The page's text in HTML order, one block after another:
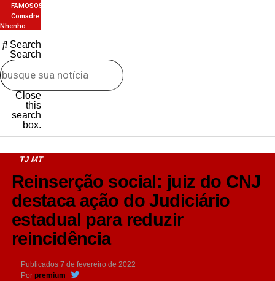
FAMOSOS
Comadre
Nhenho
Search
Search
Close
this
search
box.
TJ MT
Reinserção social: juiz do CNJ
destaca ação do Judiciário
estadual para reduzir
reincidência
Publicados 7 de fevereiro de 2022
Por premium